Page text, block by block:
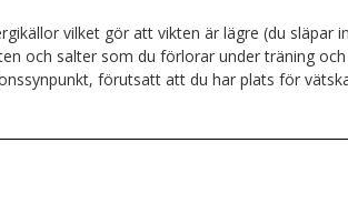
vilket gör att vikten är lägre (du släpar
och salter som du förlorar under träning och
förutsatt att du har plats för